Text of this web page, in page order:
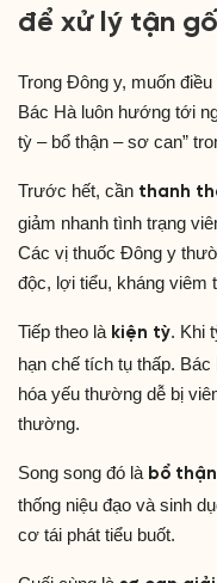
để xử lý tận
Trong Đông y, muốn
Bác Hà luôn hướng tới
tỳ – bổ thận – sơ can”
Trước hết, cần thanh
giảm nhanh tình trạng
Các vị thuốc Đông y
độc, lợi tiểu, kháng viêm
Tiếp theo là kiện tỳ. Khi
hạn chế tích tụ thấp.
hóa yếu thường dễ bị
thường.
Song song đó là bổ
thống niệu đạo và sinh
cơ tái phát tiểu buốt.